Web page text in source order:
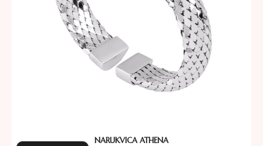
NARUKVICA ATHENA